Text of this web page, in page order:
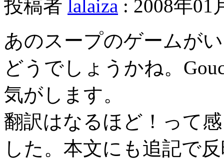
投稿者 lalaiza : 2008年01
あのスープのゲームが
どうでしょうかね。
気がします。
翻訳はなるほど！って
した。本文にも追記で